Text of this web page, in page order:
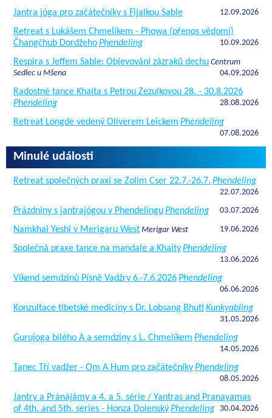
Jantra jóga pro začátečníky s Fijalkou Sable 12.09.2026
Retreat s Lukášem Chmelíkem - Phowa (přenos vědomí)
Čhangčhub DordžehoPhendeling 10.09.2026
Respira s Jeffem Sable: Objevování zázraků dechu Centrum
Sedlec u Mšena
04.09.2026
Radostné tance Khaita s Petrou Zezulkovou 28. - 30.8.2026
Phendeling
28.08.2026
Retreat Longde vedený Oliverem Leickem Phendeling
07.08.2026
Minulé události
Retreat společných praxí se Zolim Cser 22.7.-26.7. Phendeling
22.07.2026
Prázdniny s jantrajógou v PhendelinguPhendeling 03.07.2026
Namkhai Yeshi v Merigaru West Merigar West 19.06.2026
Společná praxe tance na mandale a KhaityPhendeling
13.06.2026
Víkend semdzinů Písně Vadžry 6.-7.6.2026Phendeling
06.06.2026
Konzultace tibetské medicíny s Dr. Lobsang Bhuti Kunkyabling
31.05.2026
Gurujoga bílého A a semdziny s L. Chmelíkem Phendeling
14.05.2026
Tanec Tří vadžer - Om A Hum pro začátečníkyPhendeling
08.05.2026
Jantry a Pránájámy a 4. a 5. série / Yantras and Pranayamas
of 4th. and 5th. series - Honza DolenskýPhendeling 30.04.2026